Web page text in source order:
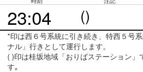
23:04 ()
*印は西６号系統に引き続き、特西５号
ナル」行きとして運行します。
( )印は桂坂地域「おりばステーション」
す｡